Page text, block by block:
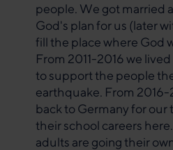
people. We got married
God's plan for us (later
fill the place where God
From 2011-2016 we
to support the people
earthquake. From 2016-
back to Germany for our
their school careers
adults are going their